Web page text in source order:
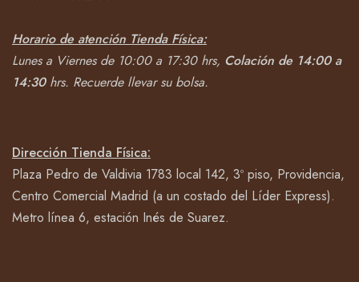
Horario de atención Tienda Física:
Lunes a Viernes de 10:00 a 17:30 hrs, Colación de 14:00 a
14:30hrs. Recuerde llevar su bolsa.
Dirección Tienda Física:
Plaza Pedro de Valdivia 1783 local 142, 3º piso, Providencia,
Centro Comercial Madrid (a un costado del Líder Express).
Metro línea 6, estación Inés de Suarez.